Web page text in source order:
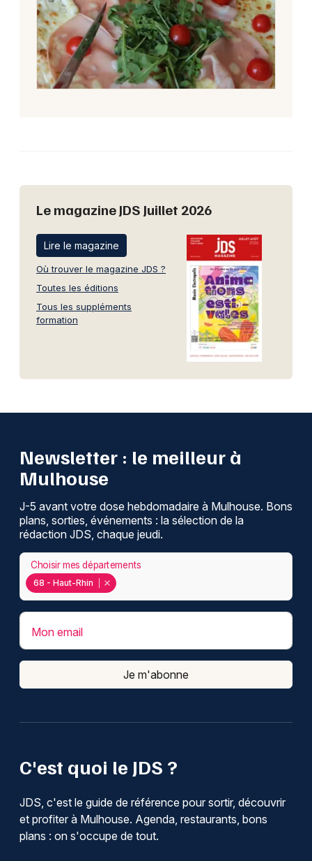
Le magazine JDS Juillet 2026
Lire le magazine
Où trouver le magazine JDS ?
Toutes les éditions
Tous les suppléments
formation
C'est quoi le JDS ?
JDS, c'est le guide de référence pour sortir, découvrir
et profiter à Mulhouse. Agenda, restaurants, bons
plans : on s'occupe de tout.
Newsletter : le meilleur à
Mulhouse
J-5 avant votre dose hebdomadaire à Mulhouse. Bons
plans, sorties, événements : la sélection de la
rédaction JDS, chaque jeudi.
68 - Haut-Rhin
Choisir mes départements
Mon email
Je m'abonne